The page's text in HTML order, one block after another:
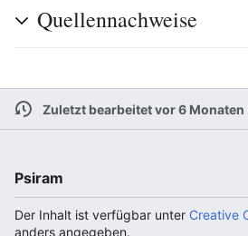
Quellennachweise
Zuletzt bearbeitet vor 6 Monaten
Psiram
Der Inhalt ist verfügbar unter Creative
anders angegeben.